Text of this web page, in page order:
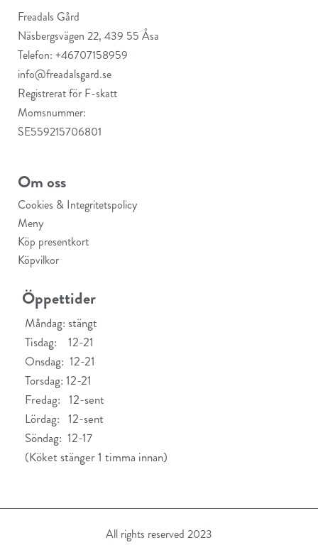
Freadals Gård
Näsbergsvägen 22, 439 55 Åsa
Telefon: +46707158959
info@freadalsgard.se
Registrerat för F-skatt
Momsnummer:
SE559215706801
Om oss
Cookies & Integritetspolicy
Meny
Köp presentkort
Köpvilkor
Öppettider
Måndag: stängt
Tisdag: 12-21
Onsdag: 12-21
Torsdag: 12-21
Fredag: 12-sent
Lördag: 12-sent
Söndag: 12-17
(Köket stänger 1 timma innan)
All rights reserved 2023